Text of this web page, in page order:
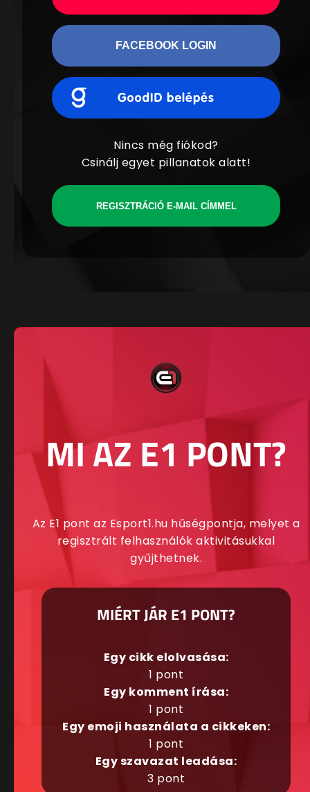
FACEBOOK LOGIN
Nincs még fiókod?
Csinálj egyet pillanatok alatt!
REGISZTRÁCIÓ E-MAIL CÍMMEL
MI AZ E1 PONT?
Az E1 pont az Esport1.hu hűségpontja, melyet a
regisztrált felhasználók aktivitásukkal
gyűjthetnek.
MIÉRT JÁR E1 PONT?
Egy cikk elolvasása:
1 pont
Egy komment írása:
1 pont
Egy emoji használata a cikkeken:
1 pont
Egy szavazat leadása:
3 pont